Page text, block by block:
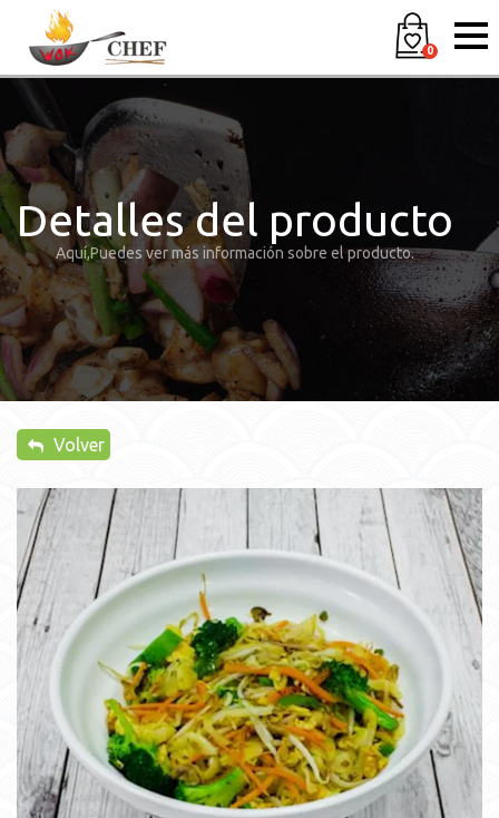
0
Detalles del producto
Aquí,Puedes ver más información sobre el producto.
Volver